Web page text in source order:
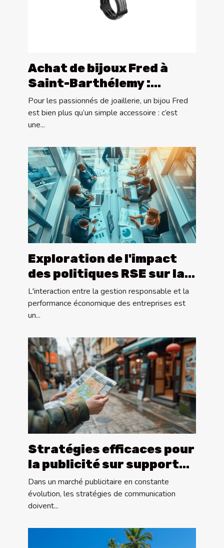
Achat de bijoux Fred à
Saint-Barthélemy :
découvrez les joailleries
Goldfinger
Pour les passionnés de joaillerie, un bijou Fred
est bien plus qu’un simple accessoire : c’est
une...
Exploration de l'impact
des politiques RSE sur la
performance des grandes
entreprises
L'interaction entre la gestion responsable et la
performance économique des entreprises est
un...
Stratégies efficaces pour
la publicité sur supports
tactiques locaux
Dans un marché publicitaire en constante
évolution, les stratégies de communication
doivent...